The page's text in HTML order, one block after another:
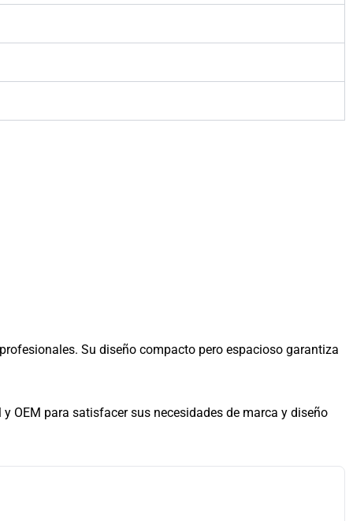
Su diseño compacto pero espacioso garantiza
OEM para satisfacer sus necesidades de marca y diseño